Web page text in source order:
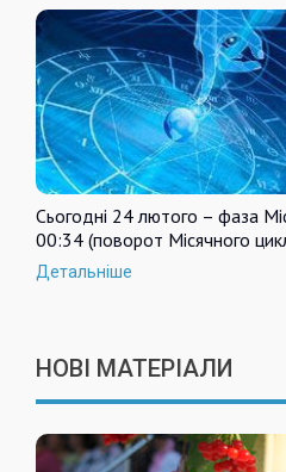
Сьогодні 24 лютого – фаза
00:34 (поворот Місячного
Детальніше
НОВІ МАТЕРІАЛИ